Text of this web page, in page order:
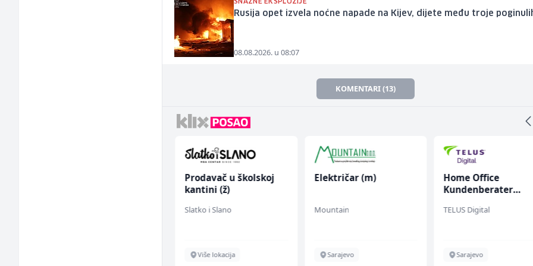
SNAŽNE EKSPLOZIJE
Rusija opet izvela noćne napade na Kijev, dijete među troje
08.08.2026. u 08:07
KOMENTARI (13)
Prodavač u školskoj
kantini (ž)
Slatko i Slano
Više lokacija
Električar (m)
Mountain
Sarajevo
Home Office
Kundenberater
TELUS Digital
Sarajevo